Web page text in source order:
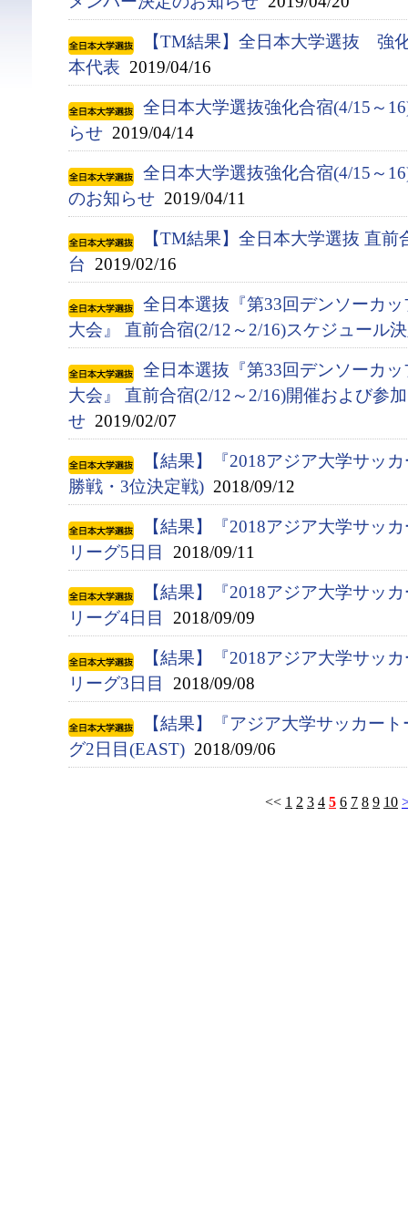
【TM結果】全日本大学選抜 強
本代表 2019/04/16
全日本大学選抜強化合宿(4/15～
らせ 2019/04/14
全日本大学選抜強化合宿(4/15～
のお知らせ 2019/04/11
【TM結果】全日本大学選抜 直
台 2019/02/16
全日本選抜『第33回デンソーカ
大会』 直前合宿(2/12～2/16)スケジュール
全日本選抜『第33回デンソーカ
大会』 直前合宿(2/12～2/16)開催および参
せ 2019/02/07
【結果】『2018アジア大学サッ
勝戦・3位決定戦) 2018/09/12
【結果】『2018アジア大学サッ
リーグ5日目
2018/09/11
【結果】『2018アジア大学サッ
リーグ4日目
2018/09/09
【結果】『2018アジア大学サッ
リーグ3日目
2018/09/08
【結果】『アジア大学サッカー
グ2日目(EAST) 2018/09/06
<< 1 2 3 4 5 6 7 8 9 10